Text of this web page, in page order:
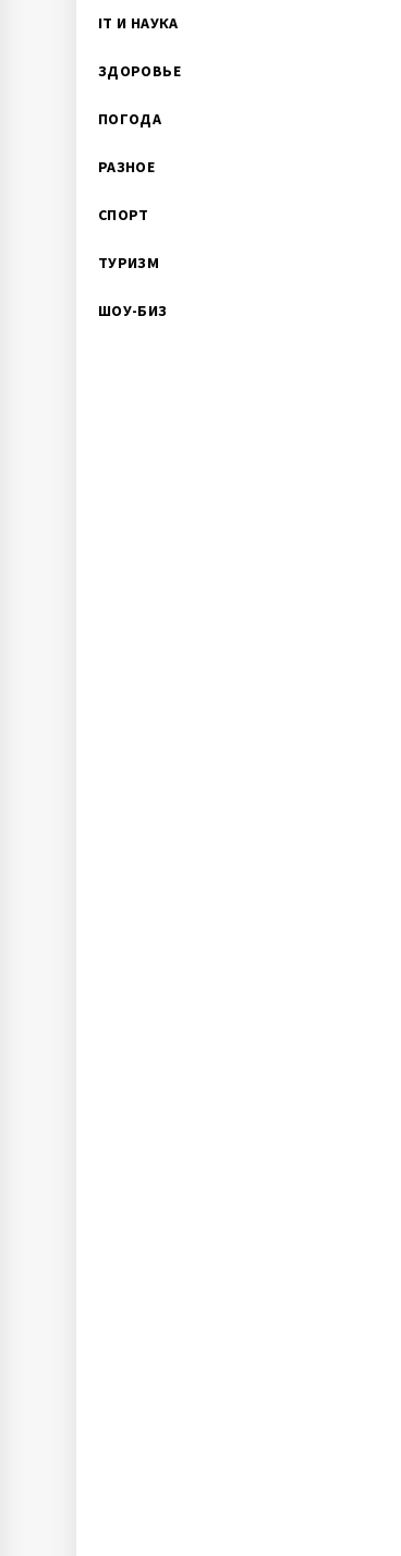
IT И НАУКА
ЗДОРОВЬЕ
ПОГОДА
РАЗНОЕ
СПОРТ
ТУРИЗМ
ШОУ-БИЗ